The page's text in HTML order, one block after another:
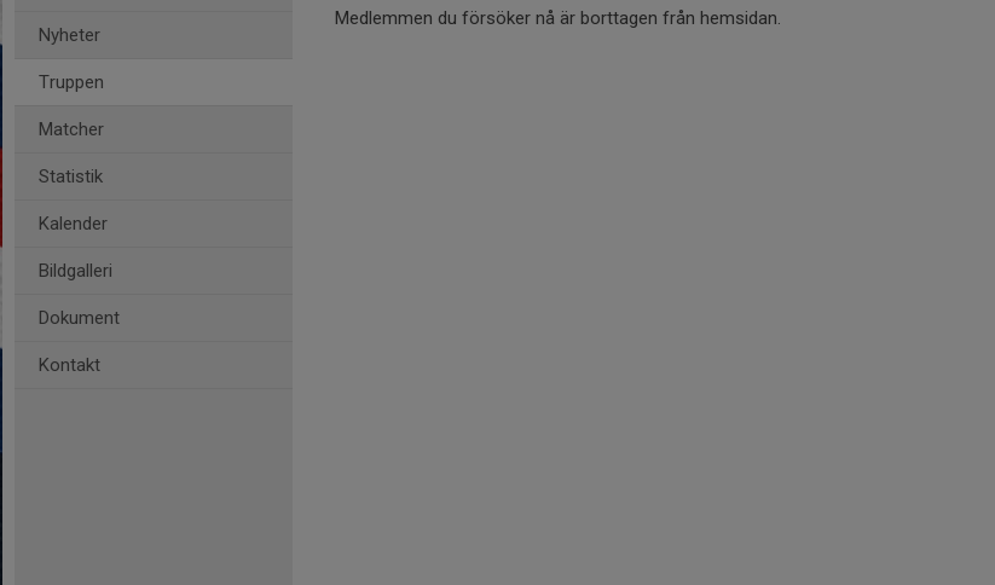
Nyheter
Truppen
Matcher
Statistik
Kalender
Bildgalleri
Dokument
Kontakt
Medlemmen du försöker nå är borttagen från hemsidan.